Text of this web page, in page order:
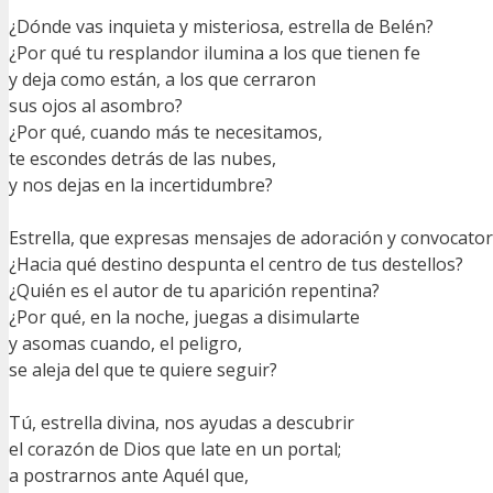
¿Dónde vas inquieta y misteriosa, estrella de Belén?
¿Por qué tu resplandor ilumina a los que tienen fe
y deja como están, a los que cerraron
sus ojos al asombro?
¿Por qué, cuando más te necesitamos,
te escondes detrás de las nubes,
y nos dejas en la incertidumbre?
Estrella, que expresas mensajes de adoración y
¿Hacia qué destino despunta el centro de tus destellos?
¿Quién es el autor de tu aparición repentina?
¿Por qué, en la noche, juegas a disimularte
y asomas cuando, el peligro,
se aleja del que te quiere seguir?
Tú, estrella divina, nos ayudas a descubrir
el corazón de Dios que late en un portal;
a postrarnos ante Aquél que,